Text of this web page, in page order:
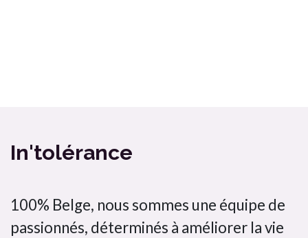
In'tolérance
100% Belge, nous sommes une équipe de
passionnés, déterminés à améliorer la vie